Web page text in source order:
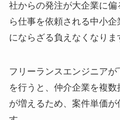
社からの発注が大企業に
ら仕事を依頼される中小
にならざる負えなくなりま
フリーランスエンジニア
を行うと、仲介企業を複
が増えるため、案件単価